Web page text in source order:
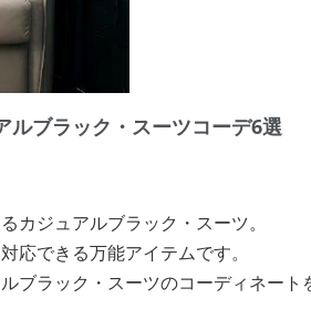
ルブラック・スーツコーデ6選
カジュアルブラック・スーツ。
応できる万能アイテムです。
ラック・スーツのコーディネート